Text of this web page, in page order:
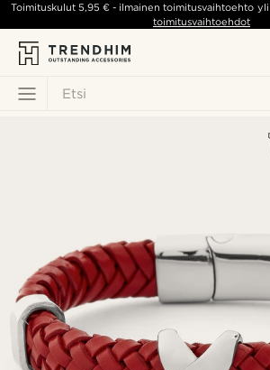
Etsi
Toimituskulut5,95 € - ilmainen toimitusvaihtoehto yli
toimitusvaihtoehdot